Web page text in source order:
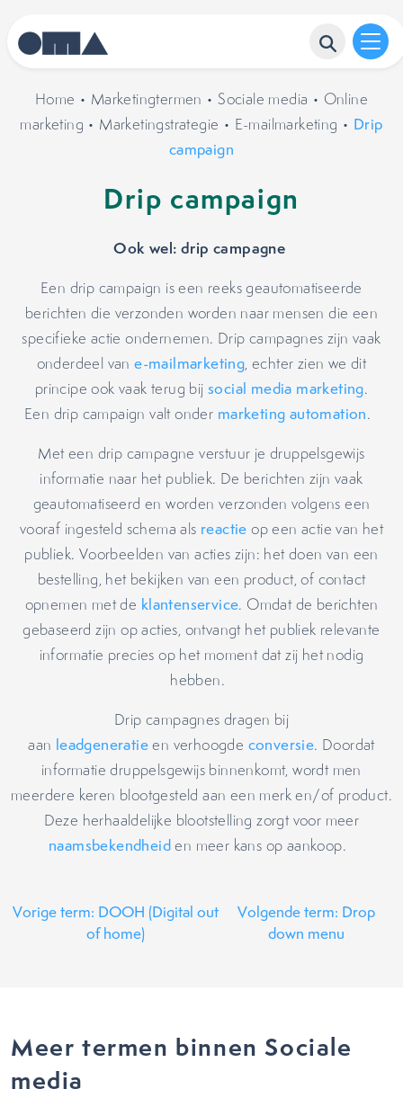
Home • Marketingtermen •Sociale media • Online
marketing • Marketingstrategie • E-mailmarketing • Drip
campaign
Drip campaign
Ook wel: drip campagne
Een drip campaign is een reeks geautomatiseerde
berichten die verzonden worden naar mensen die een
specifieke actie ondernemen. Drip campagnes zijn vaak
onderdeel vane-mailmarketing, echter zien we dit
principe ook vaak terug bij social media marketing.
Een drip campaign valt onder marketing automation.
Met een drip campagne verstuur je druppelsgewijs
informatie naar het publiek. De berichten zijn vaak
geautomatiseerd en worden verzonden volgens een
vooraf ingesteld schema als reactie op een actie van het
publiek. Voorbeelden van acties zijn: het doen van een
bestelling, het bekijken van een product, of contact
opnemen met de klantenservice. Omdat de berichten
gebaseerd zijn op acties, ontvangt het publiek relevante
informatie precies op het moment dat zij het nodig
hebben.
Drip campagnes dragen bij
aan leadgeneratieen verhoogde conversie. Doordat
informatie druppelsgewijs binnenkomt, wordt men
meerdere keren blootgesteld aan een merk en/of product.
Deze herhaaldelijke blootstelling zorgt voor meer
naamsbekendheiden meer kans op aankoop.
Vorige term: DOOH (Digital out
of home)
Volgende term: Drop
down menu
Meer termen binnen Sociale
media